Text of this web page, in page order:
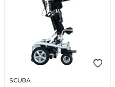
SCUBA